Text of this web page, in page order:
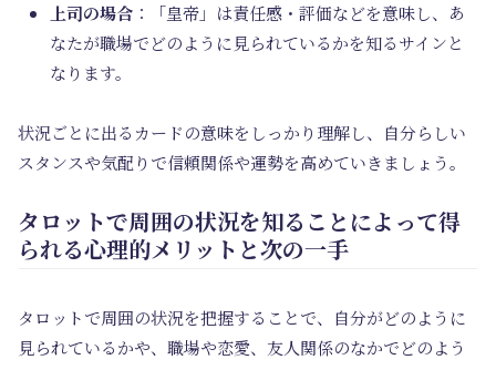
上司の場合 ：「皇帝」は責任感・評価などを意味し、あ
なたが職場でどのように見られているかを知るサインと
なります。
状況ごとに出るカードの意味をしっかり理解し、自分らしい
スタンスや気配りで信頼関係や運勢を高めていきましょう。
タロットで周囲の状況を知ることによって得
られる心理的メリットと次の一手
タロットで周囲の状況を把握することで、自分がどのように
見られているかや、職場や恋愛、友人関係のなかでどのよう